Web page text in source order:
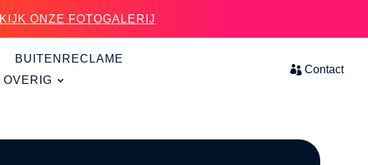
ONZE FOTOGALERIJ
BUITENRECLAME
OVERIG
Contact